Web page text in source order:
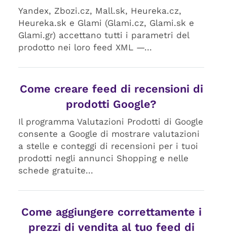
Yandex, Zbozi.cz, Mall.sk, Heureka.cz,
Heureka.sk e Glami (Glami.cz, Glami.sk e
Glami.gr) accettano tutti i parametri del
prodotto nei loro feed XML —...
Come creare feed di recensioni di
prodotti Google?
Il programma Valutazioni Prodotti di Google
consente a Google di mostrare valutazioni
a stelle e conteggi di recensioni per i tuoi
prodotti negli annunci Shopping e nelle
schede gratuite...
Come aggiungere correttamente i
prezzi di vendita al tuo feed di